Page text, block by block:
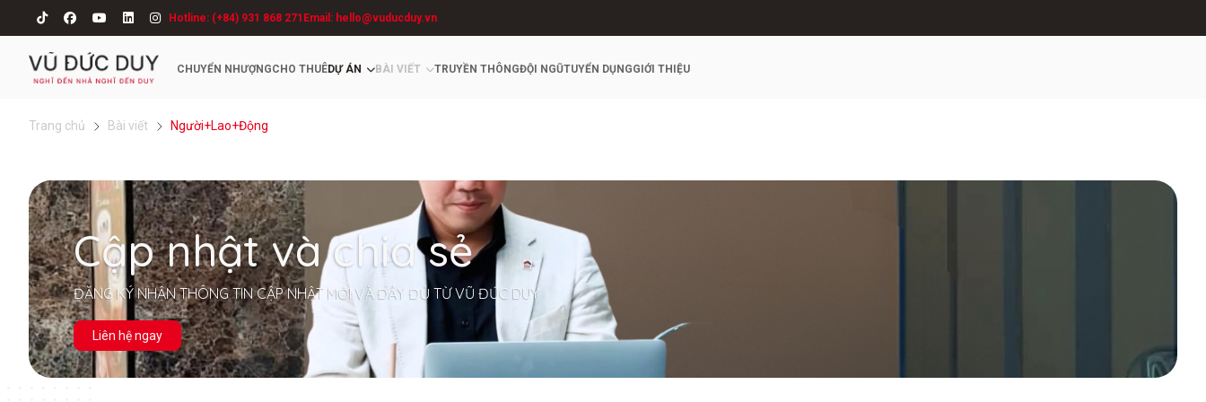
Hotline: (+84) 931 868 271 Email: hello@vuducduy.vn
CHUYỂN NHƯỢNGCHO THUÊDỰ ÁN BÀI VIẾT TRUYỀN THÔNGĐỘI NGŨTUYỂN DỤNGGIỚI THIỆU
Trang chủ Bài viết Người+Lao+Động
Cập nhật và chia sẻ
ĐĂNG KÝ NHẬN THÔNG TIN CẬP NHẬT MỚI VÀ ĐẦY ĐỦ TỪ VŨ ĐỨC DUY
Liên hệ ngay